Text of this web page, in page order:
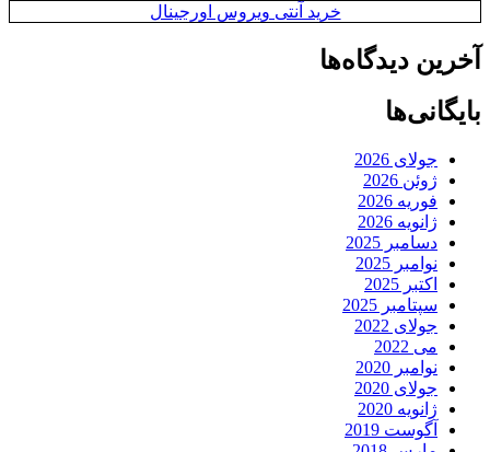
خرید آنتی ویروس اورجینال
آخرین دیدگاه‌ها
بایگانی‌ها
جولای 2026
ژوئن 2026
فوریه 2026
ژانویه 2026
دسامبر 2025
نوامبر 2025
اکتبر 2025
سپتامبر 2025
جولای 2022
می 2022
نوامبر 2020
جولای 2020
ژانویه 2020
آگوست 2019